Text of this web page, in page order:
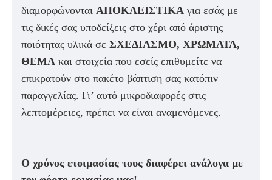
διαμορφώνονται ΑΠΟΚΛΕΙΣΤΙΚΑ για εσάς με
τις δικές σας υποδείξεις στο χέρι από άριστης
ποιότητας υλικά σε ΣΧΕΔΙΑΣΜΟ, ΧΡΩΜΑΤΑ,
ΘΕΜΑ και στοιχεία που εσείς επιθυμείτε να
επικρατούν στο πακέτο βάπτιση σας κατόπιν
παραγγελίας. Γι’ αυτό μικροδιαφορές στις
λεπτομέρειες, πρέπει να είναι αναμενόμενες.
Ο χρόνος ετοιμασίας τους διαφέρει ανάλογα με